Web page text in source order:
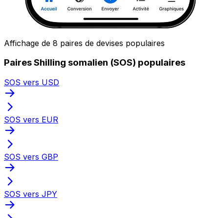
Affichage de 8 paires de devises populaires
Paires Shilling somalien (SOS) populaires
SOS vers USD
SOS vers EUR
SOS vers GBP
SOS vers JPY